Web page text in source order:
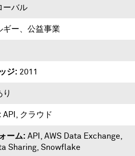
ーバル
ギー、公益事業
ジ 2011
り
API, クラウド
ーム API AWS Data Exchange
Sharing Snowflake